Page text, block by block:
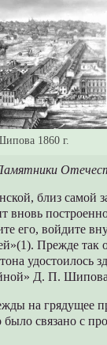
1860 г.
близ самой
вновь
его, войдите
Прежде так
удостоилось
Д. П.
на грядущее
связано с